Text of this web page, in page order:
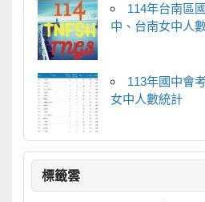
114年台南區
中、台南女中人
113年國中會
女中人數統計
標籤雲